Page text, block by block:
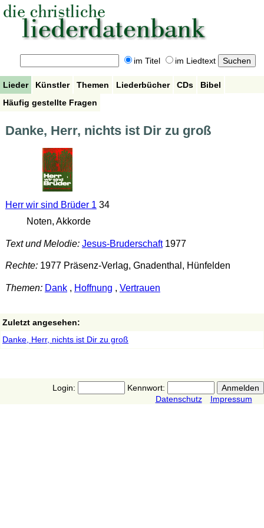
im Titel im Liedtext
Lieder Künstler Themen Liederbücher CDs
Bibel
Häufig gestellte Fragen
Danke, Herr, nichts ist Dir zu groß
Herr wir sind Brüder 1 34
Noten, Akkorde
Text und Melodie: Jesus-Bruderschaft1977
Rechte:1977 Präsenz-Verlag, Gnadenthal, Hünfelden
Themen: Dank, Hoffnung , Vertrauen
Zuletzt angesehen:
Danke, Herr, nichts ist Dir zu groß
Login:
Kennwort:
Datenschutz
Impressum